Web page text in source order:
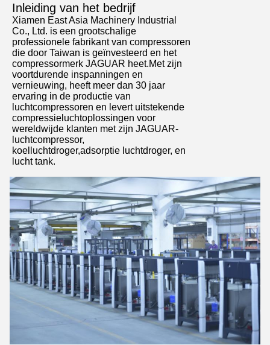
VERZENDEN
Inleiding van het bedrijf
Xiamen East Asia Machinery Industrial
Co., Ltd. is een grootschalige
professionele fabrikant van compressoren
die door Taiwan is geïnvesteerd en het
compressormerk JAGUAR heet.Met zijn
voortdurende inspanningen en
vernieuwing, heeft meer dan 30 jaar
ervaring in de productie van
luchtcompressoren en levert uitstekende
compressieluchtoplossingen voor
wereldwijde klanten met zijn JAGUAR-
luchtcompressor,
koelluchtdroger,adsorptie luchtdroger, en
lucht tank.